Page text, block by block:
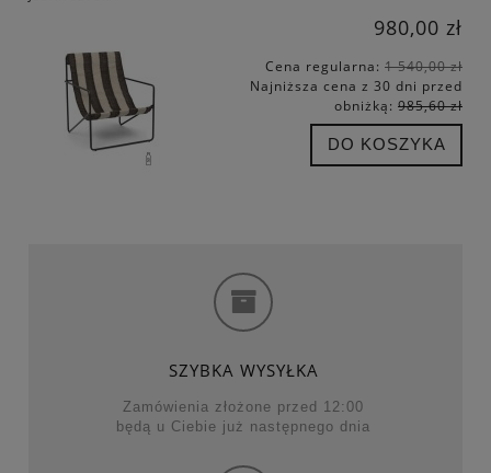
980,00 zł
Cena regularna: 1 540,00 zł
Najniższa cena z 30 dni przed
obniżką: 985,60 zł
DO KOSZYKA
SZYBKA WYSYŁKA
Zamówienia złożone przed 12:00
będą u Ciebie już następnego dnia